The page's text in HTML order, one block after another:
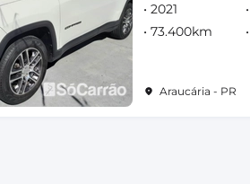
2021
73.400km
Araucária - PR